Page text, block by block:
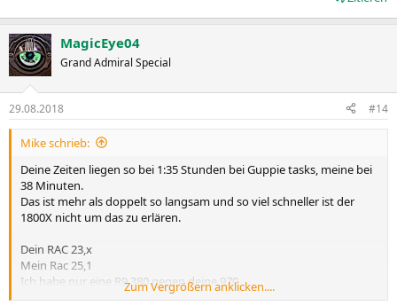
MagicEye04
Grand Admiral Special
29.08.2018 #14
Mike schrieb:
Deine Zeiten liegen so bei 1:35 Stunden bei Guppie tasks, meine bei
38 Minuten.
Das ist mehr als doppelt so langsam und so viel schneller ist der
1800X nicht um das zu erlären.
Dein RAC 23,x
Mein Rac 25,1
Ich habe nur eine R9 380 gegen deine 970.
Mein System ist nicht übertaktet.
Zum Vergrößern anklicken....